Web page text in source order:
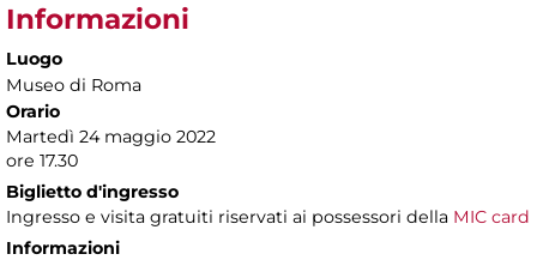
Informazioni
Luogo
Museo di Roma
Orario
Martedì 24 maggio 2022
ore 17.30
Biglietto d'ingresso
Ingresso e visita gratuiti riservati ai possessori della MIC card
Informazioni